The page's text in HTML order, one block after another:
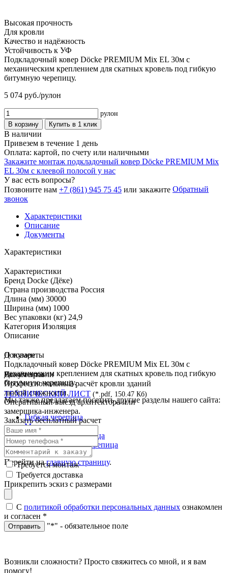
Высокая прочность
Для кровли
Качество и надёжность
Устойчивость к УФ
Подкладочный ковер Dӧcke PREMIUM Mix EL 30м с
механическим креплением для скатных кровель под гибкую
битумную черепицу.
5 074 руб./рулон
рулон
В корзину
Купить в 1 клик
В наличии
Привезем в течение 1 день
Оплата: картой, по счету или наличными
Закажите монтаж подкладочный ковер Dӧcke PREMIUM Mix
EL 30м с клеевой полосой у нас
У вас есть вопросы?
Позвоните нам +7 (861) 945 75 45 или закажите Обратный
звонок
Характеристики
Описание
Документы
Характеристики
Характеристики
Бренд Docke (Дёке)
Страна производства Россия
Длина (мм) 30000
Ширина (мм) 1000
Вес упаковки (кг) 24,9
Категория Изоляция
Описание
О товаре
Подкладочный ковер Dӧcke PREMIUM Mix EL 30м с
механическим креплением для скатных кровель под гибкую
битумную черепицу.
Мы также предлагаем посетить другие разделы нашего сайта:
Гибкая черепица
Металлочерепица
Композитная черепица
Медная кровля и черепица
Перейти наглавную страницу.
Документы
Документы
ТЕХНИЧЕСКИЙ ЛИСТ (*.pdf, 150.47 Кб)
Расчёт кровли
Профессиональный расчёт кровли зданий
любой сложности.
Оперативный выезд архитектора или
замерщика-инженера.
Заказать бесплатный расчет
Требуется монтаж
Требуется доставка
Прикрепить эскиз с размерами
С политикой обработки персональных данных ознакомлен
и согласен *
Отправить "*" - обязательное поле
Возникли сложности? Просто свяжитесь со мной, и я вам
помогу!